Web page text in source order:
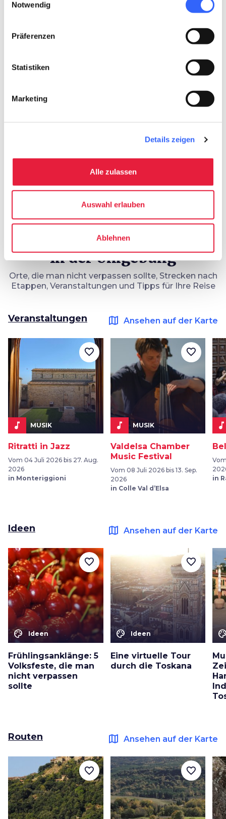
Zustimmung.
Notwendig
Präferenzen
Statistiken
Marketing
Details zeigen
Alle zulassen
Auswahl erlauben
Ablehnen
zeitgenössische Architektur bereichert wird.
Um mehr zu erfahren:
In der Umgebung
Orte, die man nicht verpassen sollte, Strecken nach
Etappen, Veranstaltungen und Tipps für Ihre Reise
Veranstaltungen map Ansehen auf der Karte
music_note MUSIK
Ritratti in Jazz
Vom 04 Juli 2026 bis 27. Aug.
2026
in Monteriggioni
favorite_border
music_note MUSIK
Valdelsa Chamber
Music Festival
Vom 08 Juli 2026 bis 13. Sep.
2026
in Colle Val d’Elsa
favorite_border
in
Ideen map Ansehen auf der Karte
color_lens Ideen
Frühlingsanklänge: 5
Volksfeste, die man
nicht verpassen
sollte
favorite_border
color_lens Ideen
Eine virtuelle Tour
durch die Toskana
favorite_border
Routen map Ansehen auf der Karte
favorite_border favorite_border